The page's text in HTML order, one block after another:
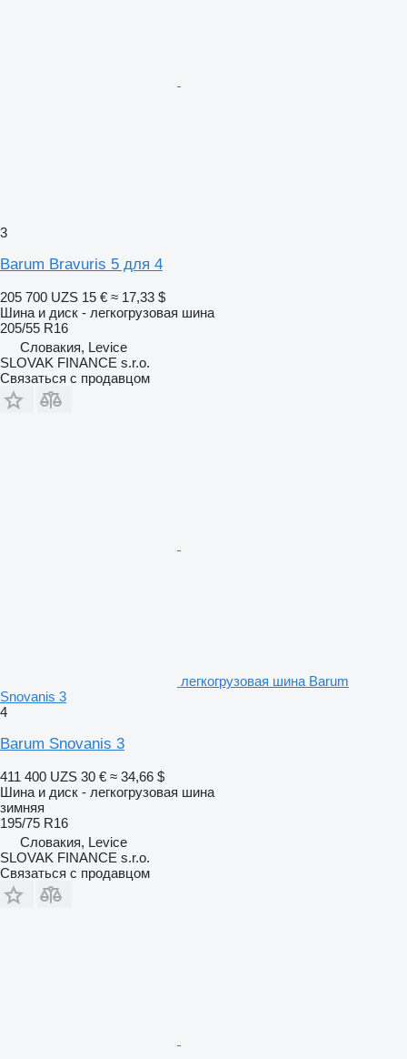
3
Barum Bravuris 5 для 4
205 700 UZS 15 € ≈ 17,33 $
Шина и диск - легкогрузовая шина
205/55 R16
Словакия, Levice
SLOVAK FINANCE s.r.o.
Связаться с продавцом
легкогрузовая шина Barum
Snovanis 3
4
Barum Snovanis 3
411 400 UZS 30 € ≈ 34,66 $
Шина и диск - легкогрузовая шина
зимняя
195/75 R16
Словакия, Levice
SLOVAK FINANCE s.r.o.
Связаться с продавцом